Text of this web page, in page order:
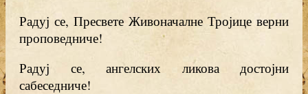
Радуј се, Пресвете Живоначалне Тројице верни
проповедниче!
Радуј се, ангелских ликова достојни
сабеседниче!